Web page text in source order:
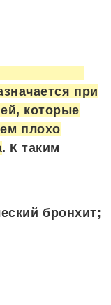
при
которые
плохо
. К таким
бронхит;